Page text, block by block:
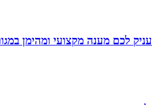
לכם מענה מקצועי ומהימן